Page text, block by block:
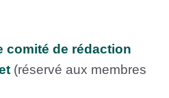
comité de rédaction
(réservé aux membres